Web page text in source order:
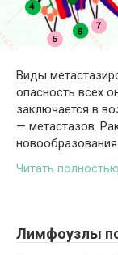
Виды
опасность всех
заключается в
— метастазов.
Читать полностью
Лимфоузлы